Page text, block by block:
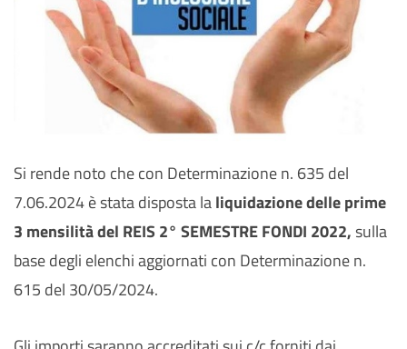
Si rende noto che con Determinazione n. 635 del
7.06.2024 è stata disposta laliquidazione delle prime
3 mensilità del REIS 2° SEMESTRE FONDI 2022,sulla
base degli elenchi aggiornati con Determinazione n.
615 del 30/05/2024.